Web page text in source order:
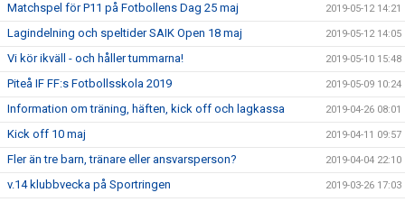
Matchspel för P11 på Fotbollens Dag 25 maj 2019-05-12 14:21
Lagindelning och speltider SAIK Open 18 maj 2019-05-12 14:05
Vi kör ikväll - och håller tummarna! 2019-05-10 15:48
Piteå IF FF:s Fotbollsskola 2019 2019-05-09 10:24
Information om träning, häften, kick off och lagkassa 2019-04-26 08:01
Kick off 10 maj 2019-04-11 09:57
Fler än tre barn, tränare eller ansvarsperson? 2019-04-04 22:10
v.14 klubbvecka på Sportringen 2019-03-26 17:03